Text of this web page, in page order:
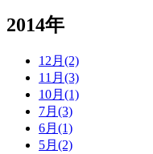
2014年
12月(2)
11月(3)
10月(1)
7月(3)
6月(1)
5月(2)